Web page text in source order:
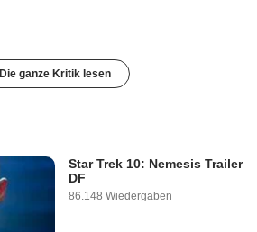
Die ganze Kritik lesen
Star Trek 10: Nemesis Trailer
DF
86.148 Wiedergaben